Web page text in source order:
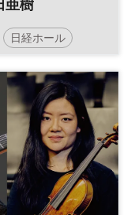
亜樹
日経ホール